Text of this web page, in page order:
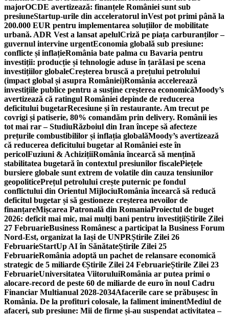
majorOCDE avertizează: finanțele României sunt sub
presiuneStartup-urile din acceleratorul inVest pot primi până la
200.000 EUR pentru implementarea soluțiilor de mobilitate
urbană. ADR Vest a lansat apelulCriză pe piața carburanților –
guvernul intervine urgentEconomia globală sub presiune:
conflicte și inflațieRomânia bate palma cu Bavaria pentru
investiții: producție și tehnologie aduse în țarăIasi pe scena
investițiilor globaleCreșterea bruscă a prețului petrolului
(impact global și asupra României)România accelerează
investițiile publice pentru a susține creșterea economicăMoody’s
avertizează că ratingul României depinde de reducerea
deficitului bugetarRecesiune și în restaurante. Am trecut pe
covrigi și patiserie, 80% comandăm prin delivery. Românii ies
tot mai rar – StudiuRăzboiul din Iran începe să afecteze
prețurile combustibililor și inflația globalăMoody’s avertizează
că reducerea deficitului bugetar al României este în
pericolFuziuni & AchizițiiRomânia încearcă să mențină
stabilitatea bugetară în contextul presiunilor fiscalePiețele
bursiere globale sunt extrem de volatile din cauza tensiunilor
geopoliticePrețul petrolului crește puternic pe fondul
conflictului din Orientul MijlociuRomânia încearcă să reducă
deficitul bugetar și să gestioneze creșterea nevoilor de
finanțareMișcarea Patronală din RomaniaProiectul de buget
2026: deficit mai mic, mai mulți bani pentru investițiiȘtirile Zilei
27 FebruarieBusiness Românesc a participat la Business Forum
Nord-Est, organizat la Iași de UNPRȘtirile Zilei 26
FebruarieStartUp AI în SănătateȘtirile Zilei 25
FebruarieRomânia adoptă un pachet de relansare economică
strategic de 5 miliarde €Știrile Zilei 24 FebruarieȘtirile Zilei 23
FebruarieUniversitatea ViitoruluiRomânia ar putea primi o
alocare-record de peste 60 de miliarde de euro în noul Cadru
Financiar Multianual 2028-2034Afacerile care se prăbușesc în
România. De la profituri colosale, la faliment iminentMediul de
afaceri, sub presiune: Mii de firme și-au suspendat activitatea –